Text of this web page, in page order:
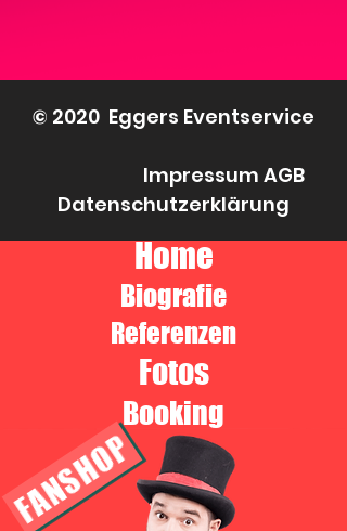
© 2020 Eggers Eventservice
Impressum AGB
Datenschutzerklärung
Home
Biografie
Referenzen
Fotos
Booking
FANSHOP